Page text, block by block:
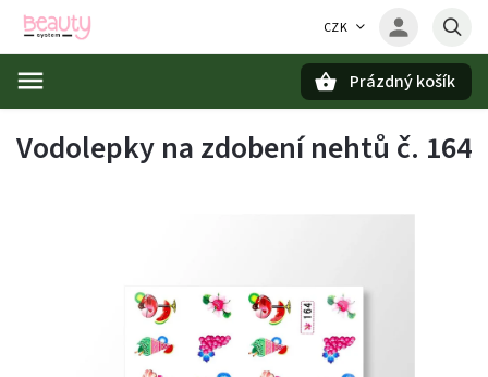
CZK
Prázdný košík
Vodolepky na zdobení nehtů č. 164